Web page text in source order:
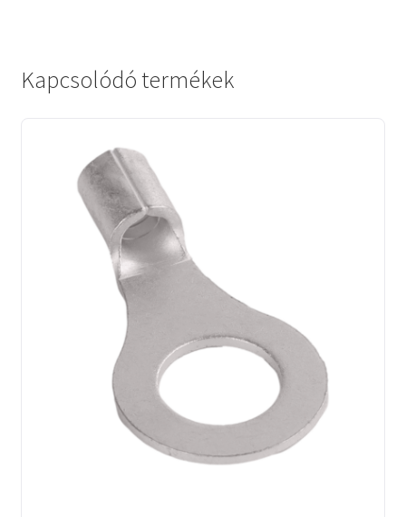
Kapcsolódó termékek